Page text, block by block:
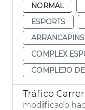
NORMAL
ESPORTS
ARRANCAPINS
COMPLEX
COMPLEJO
modificado